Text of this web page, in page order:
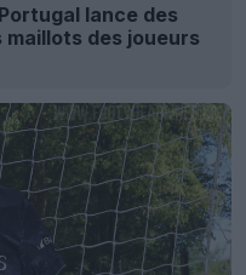
lance des
des joueurs